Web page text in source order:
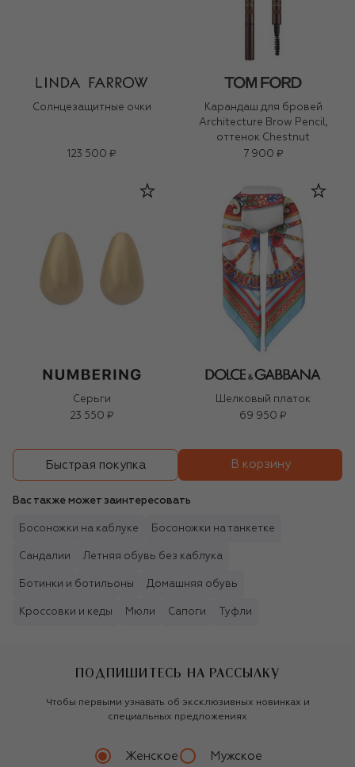
Солнцезащитные очки
123 500 ₽
Карандаш для бровей
Architecture Brow Pencil,
оттенок Chestnut
7 900 ₽
Серьги
23 550 ₽
Шелковый платок
69 950 ₽
Быстрая покупка В корзину
Вас также может заинтересовать
Босоножки на каблуке Босоножки на танкетке
Сандалии Летняя обувь без каблука
Ботинки и ботильоны Домашняя обувь
Кроссовки и кеды Мюли Сапоги Туфли
ПОДПИШИТЕСЬ НА РАССЫЛКУ
Чтобы первыми узнавать об эксклюзивных новинках и
специальных предложениях
Женское Мужское